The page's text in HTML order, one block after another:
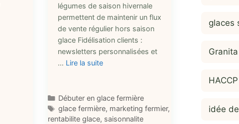
légumes de saison hivernale
permettent de maintenir un flux
de vente régulier hors saison
glace Fidélisation clients :
newsletters personnalisées et
… Lire la suite
Catégories
Débuter en glace fermière
Étiquettes
glace fermière, marketing fermier,
rentabilite glace, saisonnalite
glaces
Granita
HACCP
idée